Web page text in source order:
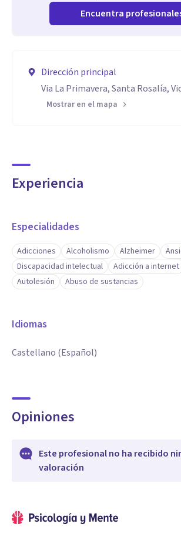
Encuentra
Dirección principal
Via La Primavera, Santa Rosalía,
Mostrar en el mapa
Experiencia
Especialidades
Adicciones Alcoholismo Alzheimer
Discapacidad intelectual
Adicción a internet
Autolesión
Abuso de sustancias
Idiomas
Castellano (Español)
Opiniones
Este profesional no ha recibido
valoración